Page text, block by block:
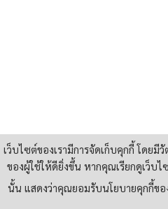
เว็บไซต์ของเรามีการจัดเก็บคุกกี้ โดย
ของผู้ใช้ให้ดียิ่งขึ้น หากคุณเรียกดูเว็บ
นั้น แสดงว่าคุณยอมรับนโยบายคุกกี้ขอ